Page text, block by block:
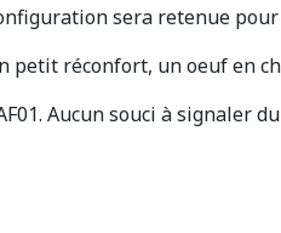
sera retenue
petit réconfort, un oeuf en
Aucun souci à